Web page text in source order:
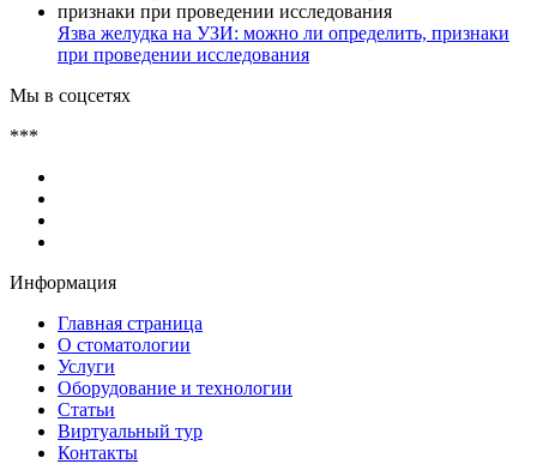
Язва желудка на УЗИ: можно ли определить, признаки
при проведении исследования
Мы в соцсетях
***
Информация
Главная страница
О стоматологии
Услуги
Оборудование и технологии
Статьи
Виртуальный тур
Контакты